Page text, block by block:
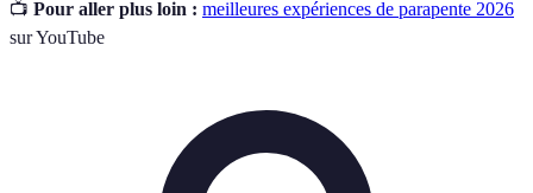
📺 Pour aller plus loin : meilleures expériences de parapente 2026
sur YouTube